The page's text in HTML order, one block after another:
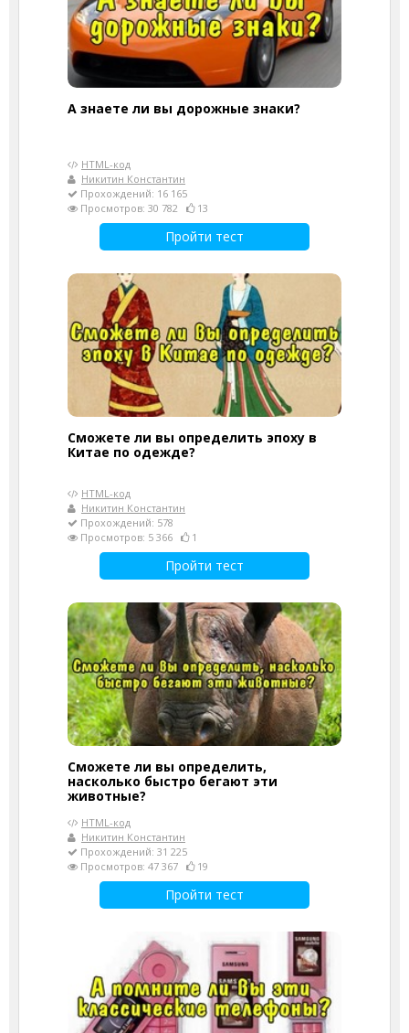
А знаете ли вы дорожные знаки?
HTML-код
Никитин Константин
Прохождений: 16 165
Просмотров: 30 782
13
Пройти тест
Сможете ли вы определить эпоху в
Китае по одежде?
HTML-код
Никитин Константин
Прохождений: 578
Просмотров: 5 366
1
Пройти тест
Сможете ли вы определить,
насколько быстро бегают эти
животные?
HTML-код
Никитин Константин
Прохождений: 31 225
Просмотров: 47 367
19
Пройти тест